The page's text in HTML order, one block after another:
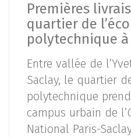
Premières
quartier de
polytechnique à
Entre vallée de
Saclay, le quartier
polytechnique
campus urbain de
National Paris-